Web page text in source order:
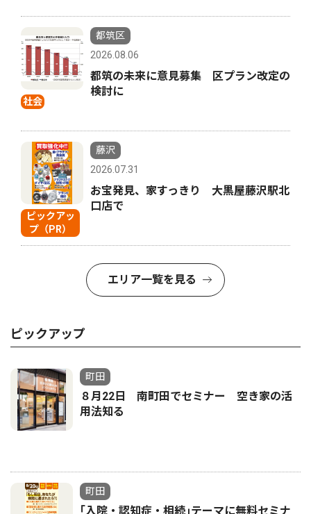
社会
都筑区
2026.08.06
都筑の未来に意見募集 区プラン改定の
検討に
ピックアッ
プ（PR）
藤沢
2026.07.31
お宝発見、家すっきり 大黒屋藤沢駅北
口店で
エリア一覧を見る
ピックアップ
町田
８月22日 南町田でセミナー 空き家の活
用法知る
町田
｢入院・認知症・相続｣テーマに無料セミナ